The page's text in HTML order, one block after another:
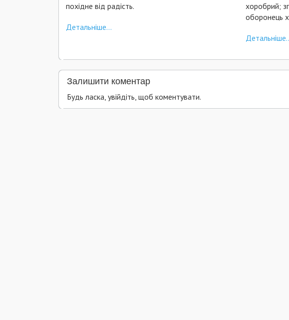
похідне від радість.
Детальніше...
хоробрий;
оборонець
Залишити коментар
Будь ласка, увійдіть, щоб коментувати.